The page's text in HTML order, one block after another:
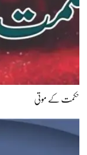
حکمت کے موتی